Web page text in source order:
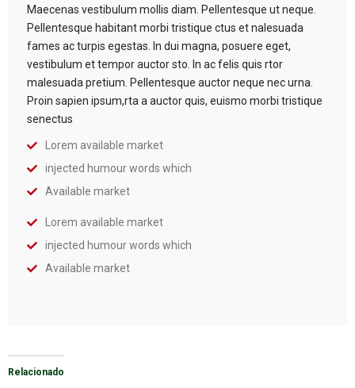
Maecenas vestibulum mollis diam. Pellentesque ut neque.
Pellentesque habitant morbi tristique ctus et nalesuada
fames ac turpis egestas. In dui magna, posuere eget,
vestibulum et tempor auctor sto. In ac felis quis rtor
malesuada pretium. Pellentesque auctor neque nec urna.
Proin sapien ipsum,rta a auctor quis, euismo morbi tristique
senectus
Lorem available market
injected humour words which
Available market
Lorem available market
injected humour words which
Available market
Relacionado